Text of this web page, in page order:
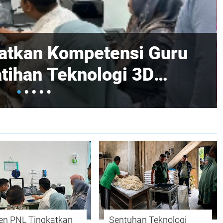
Teken MoA Dan IA
Tinggi Di
PNL Tingkatkan
Sentuhan Teknologi